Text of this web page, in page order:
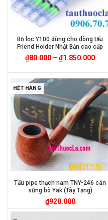
Bộ lọc Y100 dùng cho dòng tẩu
Friend Holder Nhật Bản cao cấp
₫80.000 –₫1.850.000
HẾT HÀNG
Tẩu pipe thạch nam TNY-246 cán
sừng bò Yak (Tây Tạng)
₫920.000